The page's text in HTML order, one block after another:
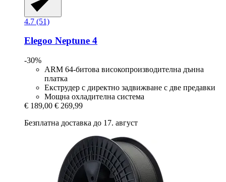
4.7 (51)
Elegoo Neptune 4
-30%
ARM 64-битова високопроизводителна дънна
платка
Екструдер с директно задвижване с две предавки
Мощна охладителна система
€ 189,00 € 269,99
Безплатна доставка до 17. август